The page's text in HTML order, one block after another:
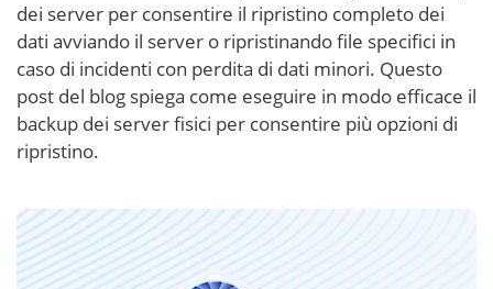
dei server per consentire il ripristino completo dei
dati avviando il server o ripristinando file specifici in
caso di incidenti con perdita di dati minori. Questo
post del blog spiega come eseguire in modo efficace il
backup dei server fisici per consentire più opzioni di
ripristino.